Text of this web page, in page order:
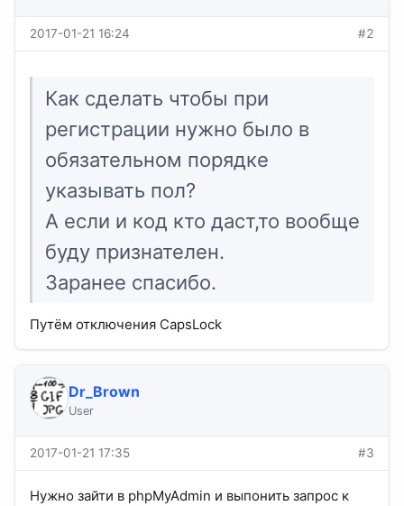
2017-01-21 16:24 #2
Как сделать чтобы при
регистрации нужно было в
обязательном порядке
указывать пол?
А если и код кто даст,то вообще
буду признателен.
Заранее спасибо.
Путём отключения CapsLock
Dr_Brown
User
2017-01-21 17:35 #3
Нужно зайти в phpMyAdmin и выпонить запрос к